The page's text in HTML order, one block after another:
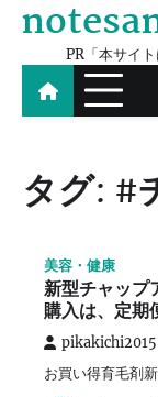
Skip
contentPR「本サイ
タグ: #
美容・健康
新型チャップ
購入は、定期
pikakichi2015
お買い得育毛剤